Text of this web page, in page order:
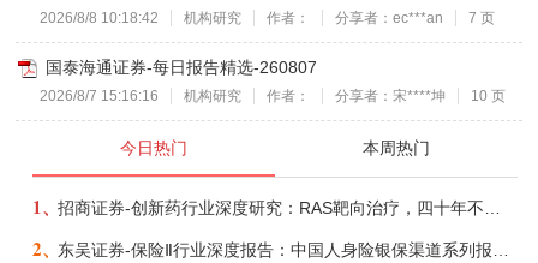
2026/8/8 10:18:42 机构研究 作者： 分享者：ec***an 7 页
国泰海通证券-每日报告精选-260807
2026/8/7 15:16:16 机构研究 作者： 分享者：宋****坤 10 页
今日热门 本周热门
1、
2、